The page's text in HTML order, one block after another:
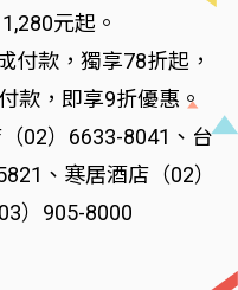
元起。
付款，獨享78折起，
款，即享9折優惠。
02）6633-8041、台
、寒居酒店（02）
）905-8000